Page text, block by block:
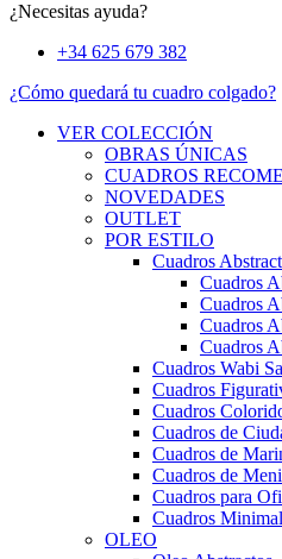
¿Necesitas ayuda?
+34 625 679 382
¿Cómo quedará tu cuadro colgado?
VER COLECCIÓN
OBRAS ÚNICAS
CUADROS
NOVEDADES
OUTLET
POR ESTILO
Cuadros
Cuadros
Cuadros
Cuadros
Cuadros
Cuadros Wabi
Cuadros
Cuadros
Cuadros de
Cuadros de
Cuadros de
Cuadros para
Cuadros
OLEO